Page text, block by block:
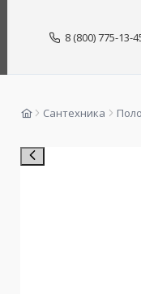
8 (800) 775-13-
Сантехника